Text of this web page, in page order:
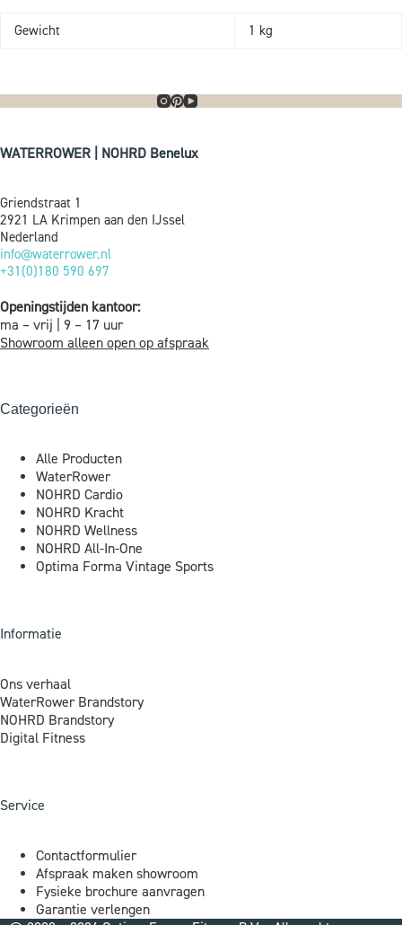
Gewicht 1 kg
WATERROWER | NOHRD Benelux
Griendstraat 1
2921 LA Krimpen aan den IJssel
Nederland
info@waterrower.nl
+31(0)180 590 697
Openingstijden kantoor:
ma – vrij | 9 – 17 uur
Showroom alleen open op afspraak
Categorieën
Alle Producten
WaterRower
NOHRD Cardio
NOHRD Kracht
NOHRD Wellness
NOHRD All-In-One
Optima Forma Vintage Sports
Informatie
Ons verhaal
WaterRower Brandstory
NOHRD Brandstory
Digital Fitness
Service
Contactformulier
Afspraak maken showroom
Fysieke brochure aanvragen
Garantie verlengen